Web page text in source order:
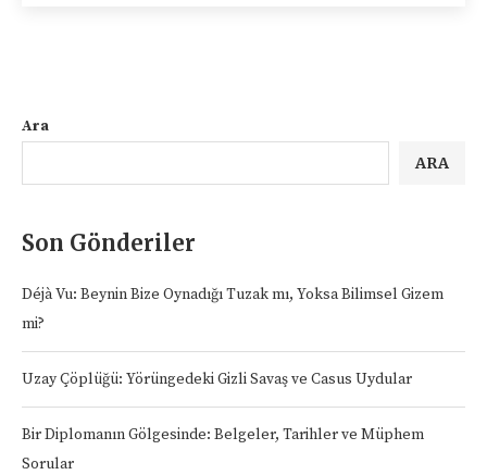
Ara
ARA
Son Gönderiler
Déjà Vu: Beynin Bize Oynadığı Tuzak mı, Yoksa Bilimsel Gizem
mi?
Uzay Çöplüğü: Yörüngedeki Gizli Savaş ve Casus Uydular
Bir Diplomanın Gölgesinde: Belgeler, Tarihler ve Müphem
Sorular